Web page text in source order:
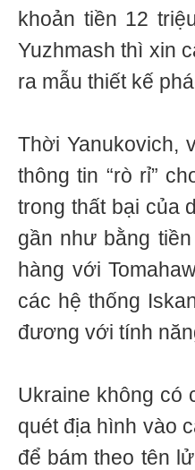
khoản tiền 12
Yuzhmash thì xin
ra mẫu thiết kế
Thời Yanukovich,
thông tin “rò rỉ”
trong thất bại của
gần như bằng
hàng với
các hệ thống
đương với tính
Ukraine không có
quét địa hình vào
để bám theo tên